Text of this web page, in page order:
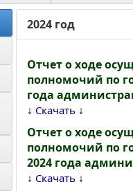
2024 год
Отчет о ходе
полномочий по
года
↓ Скачать ↓
Отчет о ходе
полномочий по
2024 года
↓ Скачать ↓